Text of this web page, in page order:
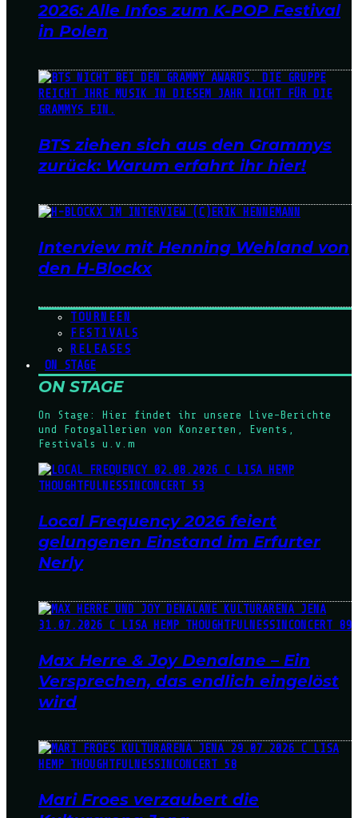
2026: Alle Infos zum K-POP Festival
in Polen
BTS ziehen sich aus den Grammys
zurück: Warum erfahrt ihr hier!
Interview mit Henning Wehland von
den H-Blockx
TOURNEEN
FESTIVALS
RELEASES
ON STAGE
ON STAGE
On Stage: Hier findet ihr unsere Live-Berichte
und Fotogallerien von Konzerten, Events,
Festivals u.v.m
Local Frequency 2026 feiert
gelungenen Einstand im Erfurter
Nerly
Max Herre & Joy Denalane – Ein
Versprechen, das endlich eingelöst
wird
Mari Froes verzaubert die